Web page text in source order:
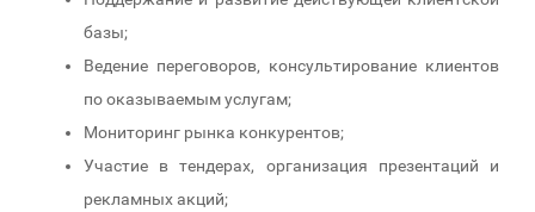
базы;
Ведение переговоров‚ консультирование клиентов
по оказываемым услугам;
Мониторинг рынка конкурентов;
Участие в тендерах, организация презентаций и
рекламных акций;